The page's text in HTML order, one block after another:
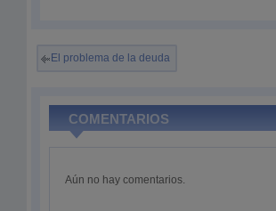
El problema de la deuda
COMENTARIOS
Aún no hay comentarios.